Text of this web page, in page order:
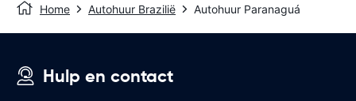
Home Autohuur Brazilië Autohuur Paranaguá
Hulp en contact